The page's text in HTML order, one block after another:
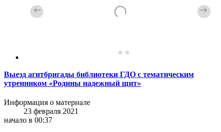
Выезд агитбригады библиотеки ГДО с тематическим
утренником «Родины надежный щит»
Информация о материале
23 февраля 2021
начало в 00:37